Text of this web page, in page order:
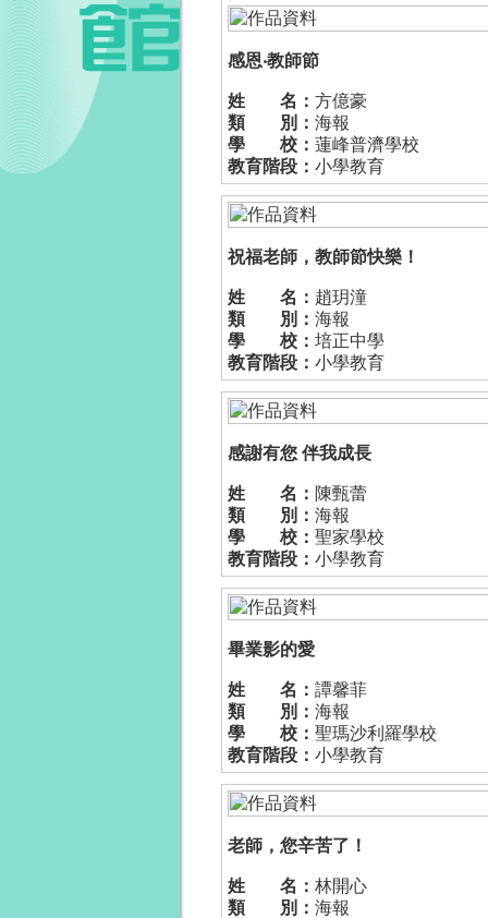
感恩‧教師節
姓 名：方億豪
類 別：海報
學 校：蓮峰普濟學校
教育階段：小學教育
祝福老師，教師節快樂！
姓 名： 趙玥潼
類 別：海報
學 校：培正中學
教育階段：小學教育
感謝有您 伴我成長
姓 名： 陳甄蕾
類 別：海報
學 校：聖家學校
教育階段：小學教育
畢業影的愛
姓 名：譚馨菲
類 別：海報
學 校：聖瑪沙利羅學校
教育階段：小學教育
老師，您辛苦了！
姓 名：林開心
類 別：海報